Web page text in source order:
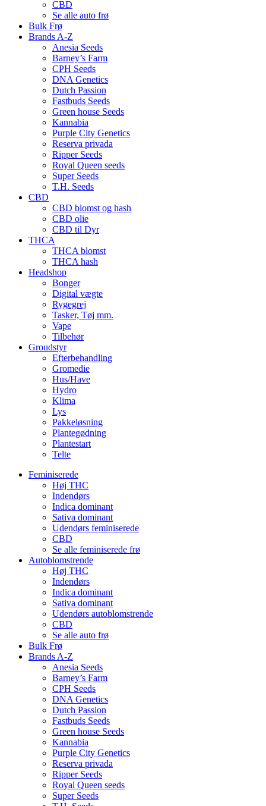
CBD
Se alle auto frø
Bulk Frø
Brands A-Z
Anesia Seeds
Barney’s Farm
CPH Seeds
DNA Genetics
Dutch Passion
Fastbuds Seeds
Green house Seeds
Kannabia
Purple City Genetics
Reserva privada
Ripper Seeds
Royal Queen seeds
Super Seeds
T.H. Seeds
CBD
CBD blomst og hash
CBD olie
CBD til Dyr
THCA
THCA blomst
THCA hash
Headshop
Bonger
Digital vægte
Rygegrej
Tasker, Tøj mm.
Vape
Tilbehør
Groudstyr
Efterbehandling
Gromedie
Hus/Have
Hydro
Klima
Lys
Pakkeløsning
Plantegødning
Plantestart
Telte
Feminiserede
Høj THC
Indendørs
Indica dominant
Sativa dominant
Udendørs feminiserede
CBD
Se alle feminiserede frø
Autoblomstrende
Høj THC
Indendørs
Indica dominant
Sativa dominant
Udendørs autoblomstrende
CBD
Se alle auto frø
Bulk Frø
Brands A-Z
Anesia Seeds
Barney’s Farm
CPH Seeds
DNA Genetics
Dutch Passion
Fastbuds Seeds
Green house Seeds
Kannabia
Purple City Genetics
Reserva privada
Ripper Seeds
Royal Queen seeds
Super Seeds